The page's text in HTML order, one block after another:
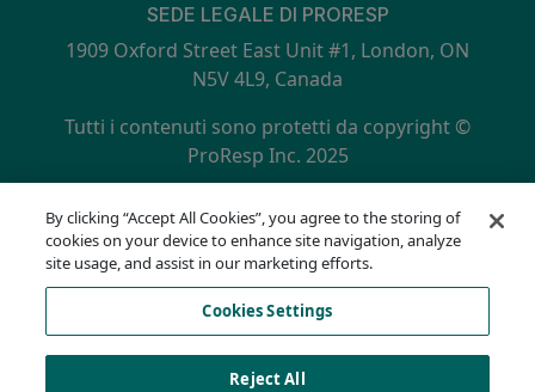
SEDE LEGALE DI PRORESP
1909 Oxford Street East Unit #1, London, ON
N5V 4L9, Canada
Tutti i contenuti sono protetti da copyright ©
ProResp Inc. 2025
SECONDARY MENU
politica sulla riservatezza
Linea diretta per la conformità
Termini di utilizzo
AODA
Cookies Settings
By clicking “Accept All Cookies”, you agree to the storing of
cookies on your device to enhance site navigation, analyze
site usage, and assist in our marketing efforts.
Cookies Settings
Reject All